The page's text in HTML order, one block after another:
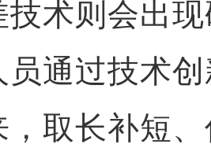
技术则会出
员通过技术
，取长补短